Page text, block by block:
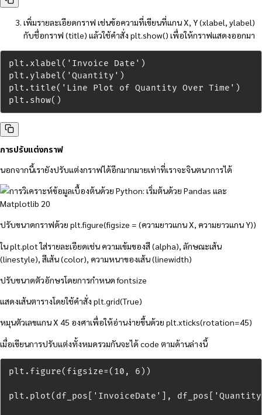
เพิ่มรายละเอียดกราฟ เช่นข้อความที่เขียนที่แกน X, Y (xlabel, ylabel)
กับชื่อกราฟ (title) แล้วใช้คำสั่ง plt.show() เพื่อให้กราฟแสดงออกมา
plt.xlabel('Invoice Date')
plt.ylabel('Quantity')
plt.title('Line Plot of Quantity Over Time')
plt.show()
การปรับแต่งกราฟ
นอกจากนี้เรายังปรับแต่งกราฟได้อีกมากมายเท่าที่เราจะจินตนาการได้
ปรับขนาดกราฟด้วย plt.figure(figsize = (ความยาวแกน X, ความยาวแกน Y))
ใน plt.plot ใส่รายละเอียดเช่น ความเข้มของสี (alpha), ลักษณะเส้น
(linestyle), สีเส้น (color), ความหนาของเส้น (linewidth)
ปรับขนาดตัวอักษรโดยการกำหนด fontsize
แสดงเส้นตารางโดยใช้คำสั่ง plt.grid(True)
หมุนตัวเลขแกน X 45 องศาเพื่อให้อ่านง่ายขึ้นด้วย plt.xticks(rotation=45)
เมื่อเขียนการปรับแต่งทั้งหมดรวมกันจะได้ code ตามด้านล่างนี้
plt.figure(figsize=(10, 6))
plt.plot(df_pos['InvoiceDate'],